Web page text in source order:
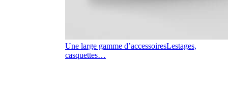
Une large gamme d’accessoiresLestages,
casquettes…